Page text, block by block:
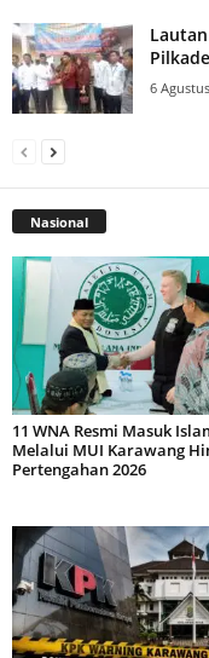
6
Nasional
11 WNA Resmi Masuk
Melalui MUI Karawang
Pertengahan 2026